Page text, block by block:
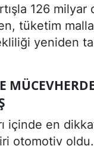
126 milyar
tüketim
yeniden
içinde en
otomotiv